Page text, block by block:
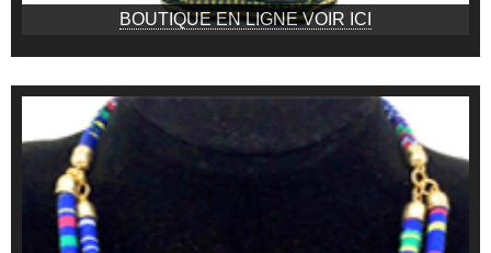
BOUTIQUE EN LIGNE VOIR ICI